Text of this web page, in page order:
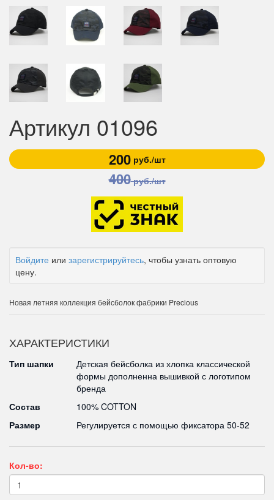
Артикул 01096
200руб./шт
400руб./шт
Войдите или зарегистрируйтесь, чтобы узнать оптовую
цену.
Новая летняя коллекция бейсболок фабрики Precious
ХАРАКТЕРИСТИКИ
Тип шапки
Детская бейсболка из хлопка классической
формы дополненна вышивкой с логотипом
бренда
Состав
100% COTTON
Размер
Регулируется с помощью фиксатора 50-52
Кол-во: